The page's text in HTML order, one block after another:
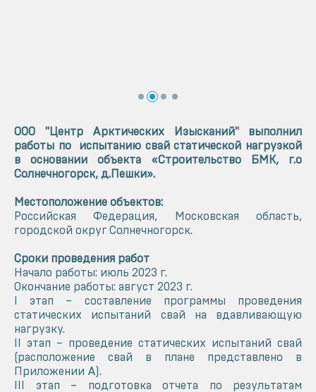
ООО "Центр Арктических Изысканий" выполнил
работы по испытанию свай статической нагрузкой
в основании объекта «Строительство БМК, г.о
Солнечногорск, д.Пешки».
Местоположение объектов:
Российская Федерация, Московская область,
городской округ Солнечногорск.
Сроки проведения работ
Начало работы: июль 2023 г.
Окончание работы: август 2023 г.
I этап – составление программы проведения
статических испытаний свай на вдавливающую
нагрузку.
II этап – проведение статических испытаний свай
(расположение свай в плане представлено в
Приложении А).
III этап – подготовка отчета по результатам